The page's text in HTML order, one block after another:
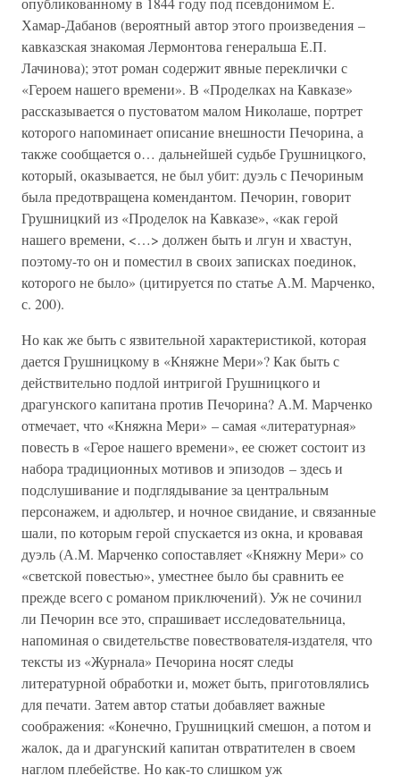
Хамар-Дабанов (вероятный автор этого произведения –
кавказская знакомая Лермонтова генеральша Е.П.
Лачинова); этот роман содержит явные переклички с
«Героем нашего времени». В «Проделках на Кавказе»
рассказывается о пустоватом малом Николаше, портрет
которого напоминает описание внешности Печорина, а
также сообщается о… дальнейшей судьбе Грушницкого,
который, оказывается, не был убит: дуэль с Печориным
была предотвращена комендантом. Печорин, говорит
Грушницкий из «Проделок на Кавказе», «как герой
нашего времени, <…> должен быть и лгун и хвастун,
поэтому-то он и поместил в своих записках поединок,
которого не было» (цитируется по статье А.М. Марченко,
с. 200).
Но как же быть с язвительной характеристикой, которая
дается Грушницкому в «Княжне Мери»? Как быть с
действительно подлой интригой Грушницкого и
драгунского капитана против Печорина? А.М. Марченко
отмечает, что «Княжна Мери» – самая «литературная»
повесть в «Герое нашего времени», ее сюжет состоит из
набора традиционных мотивов и эпизодов – здесь и
подслушивание и подглядывание за центральным
персонажем, и адюльтер, и ночное свидание, и связанные
шали, по которым герой спускается из окна, и кровавая
дуэль (А.М. Марченко сопоставляет «Княжну Мери» со
«светской повестью», уместнее было бы сравнить ее
прежде всего с романом приключений). Уж не сочинил
ли Печорин все это, спрашивает исследовательница,
напоминая о свидетельстве повествователя-издателя, что
тексты из «Журнала» Печорина носят следы
литературной обработки и, может быть, приготовлялись
для печати. Затем автор статьи добавляет важные
соображения: «Конечно, Грушницкий смешон, а потом и
жалок, да и драгунский капитан отвратителен в своем
наглом плебействе. Но как-то слишком уж